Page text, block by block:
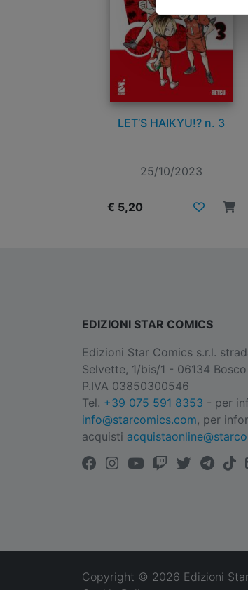
LET’S HAIKYU!? n. 3
25/10/2023
€ 5,20
EDIZIONI STAR COMICS
Edizioni Star Comics s.r.l.
Selvette, 1/bis/1 - 06134
P.IVA 03850300546
Tel. +39 075 591 8353 - per
info@starcomics.com, per
acquisti
Copyright © 2026 Edizioni